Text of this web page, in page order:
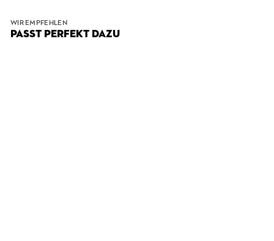
WIR EMPFEHLEN
PASST PERFEKT DAZU